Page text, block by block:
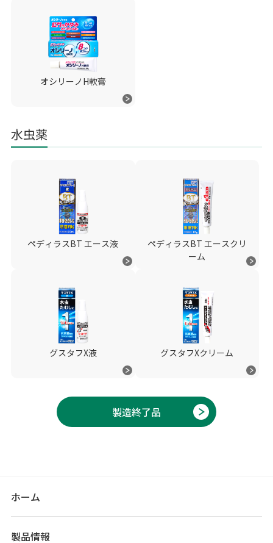
オシリーノH軟膏
水虫薬
ペディラスBT エース液
ペディラスBT エースクリ
ーム
グスタフX液 グスタフXクリーム
製造終了品
ホーム
製品情報